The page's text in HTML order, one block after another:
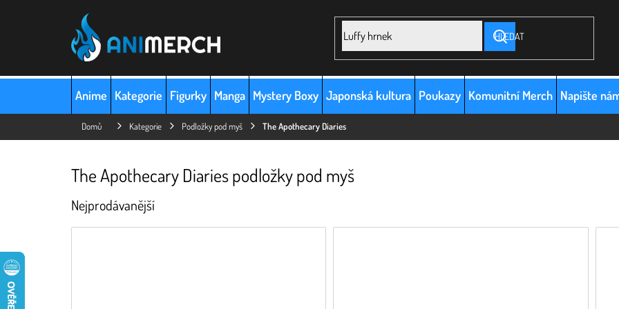
HLEDAT
Anime Kategorie Figurky Manga Mystery Boxy Japonská kultura Poukazy Komunitní Merch Napište
Domů Kategorie Podložky pod myš The Apothecary Diaries
The Apothecary Diaries podložky pod myš
Nejprodávanější